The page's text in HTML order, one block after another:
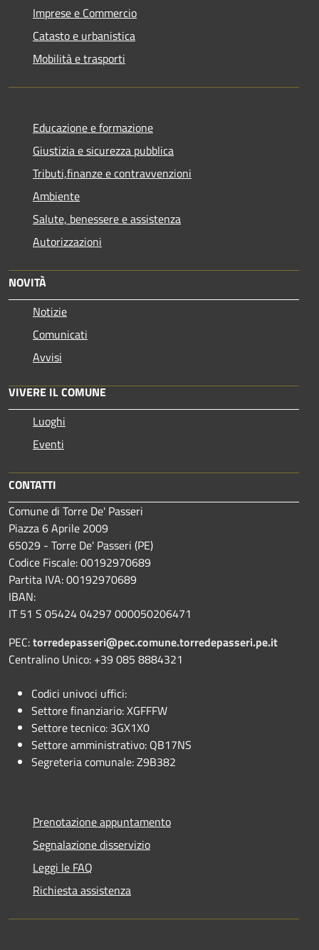
Imprese e Commercio
Catasto e urbanistica
Mobilità e trasporti
Educazione e formazione
Giustizia e sicurezza pubblica
Tributi,finanze e contravvenzioni
Ambiente
Salute, benessere e assistenza
Autorizzazioni
NOVITÀ
Notizie
Comunicati
Avvisi
VIVERE IL COMUNE
Luoghi
Eventi
CONTATTI
Comune di Torre De' Passeri
Piazza 6 Aprile 2009
65029 - Torre De' Passeri (PE)
Codice Fiscale: 00192970689
Partita IVA: 00192970689
IBAN:
IT 51 S 05424 04297 000050206471
PEC:torredepasseri@pec.comune.torredepasseri.pe.it
Centralino Unico: +39 085 8884321
Codici univoci uffici:
Settore finanziario: XGFFFW
Settore tecnico: 3GX1X0
Settore amministrativo: QB17NS
Segreteria comunale: Z9B382
Prenotazione appuntamento
Segnalazione disservizio
Leggi le FAQ
Richiesta assistenza